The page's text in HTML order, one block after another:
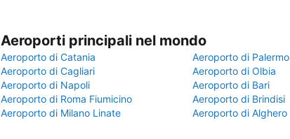
Aeroporti principali nel mondo
Aeroporto di Catania
Aeroporto di Palermo
Aeroporto di Cagliari
Aeroporto di Olbia
Aeroporto di Napoli
Aeroporto di Bari
Aeroporto di Roma Fiumicino
Aeroporto di Brindisi
Aeroporto di Milano Linate
Aeroporto di Alghero